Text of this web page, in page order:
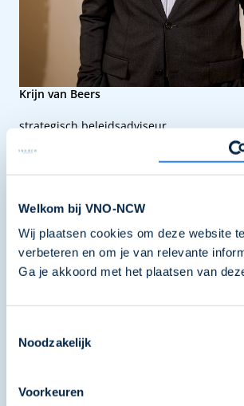
Welkom bij VNO-NCW
Wij plaatsen cookies om deze website
verbeteren en om je van relevante
Ga je akkoord met het plaatsen van
Noodzakelijk
Voorkeuren
strategisch beleidsadviseur
Krijn van Beers
Conjunctuurpanel, CoSta, Scale-ups,